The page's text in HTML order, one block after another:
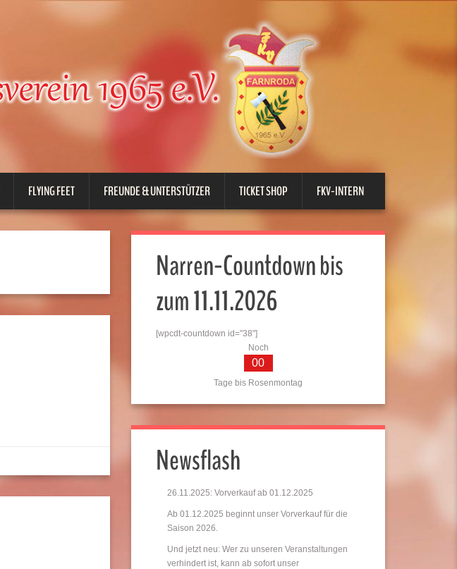
FLYING FEET FREUNDE & UNTERSTÜTZER TICKET SHOP FKV-INTERN
Narren-Countdown bis
zum 11.11.2026
[wpcdt-countdown id="38"]
Noch
00
Tage bis Rosenmontag
Newsflash
26.11.2025: Vorverkauf ab 01.12.2025
Ab 01.12.2025 beginnt unser Vorverkauf für die
Saison 2026.
Und jetzt neu: Wer zu unseren Veranstaltungen
verhindert ist, kann ab sofort unser